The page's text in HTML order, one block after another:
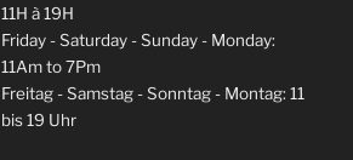
11H à 19H
Friday - Saturday - Sunday - Monday:
11Am to 7Pm
Freitag - Samstag - Sonntag - Montag: 11
bis 19 Uhr